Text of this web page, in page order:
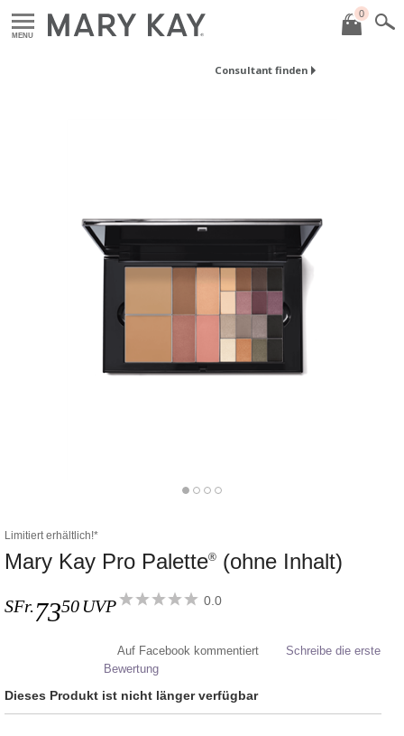
MENU
0
Consultant finden
Limitiert erhältlich!*
Mary Kay Pro Palette® (ohne Inhalt)
SFr.7350 UVP 0.0
Auf Facebook kommentiert
Schreibe die erste
Bewertung
Dieses Produkt ist nicht länger verfügbar